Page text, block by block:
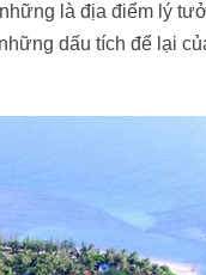
là địa điểm lý
dấu tích để lại